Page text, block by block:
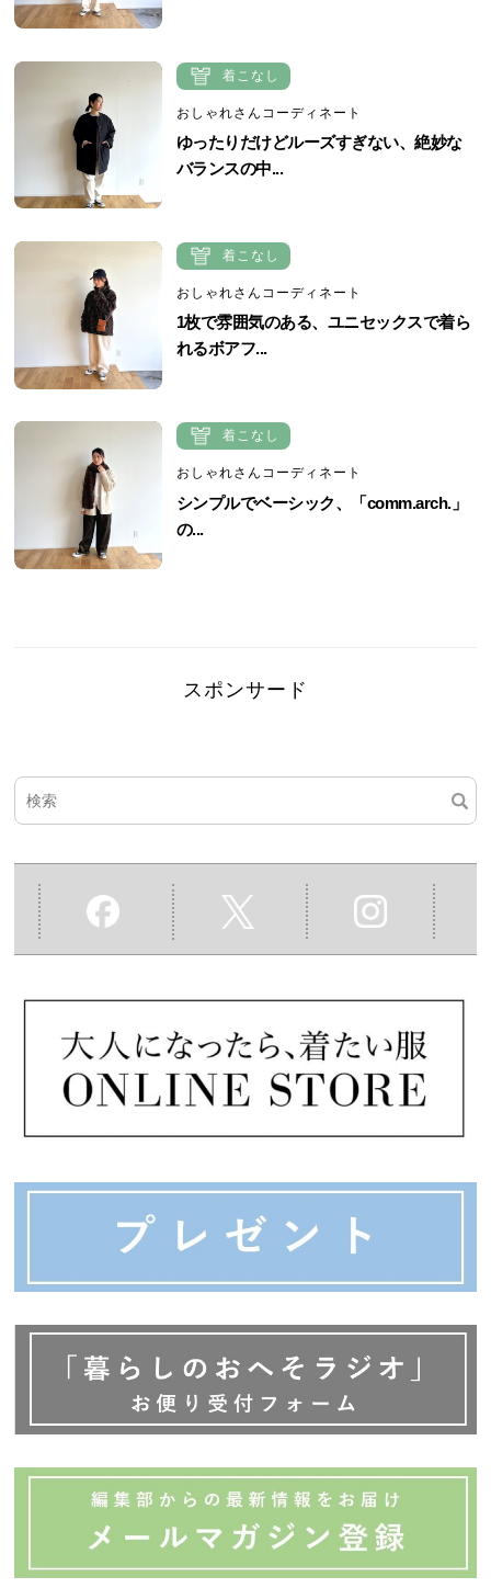
着こなし
おしゃれさんコーディネート
ゆったりだけどルーズすぎない、絶妙な
バランスの中...
着こなし
おしゃれさんコーディネート
1枚で雰囲気のある、ユニセックスで着ら
れるボアフ...
着こなし
おしゃれさんコーディネート
シンプルでベーシック、「comm.arch.」
の...
スポンサード